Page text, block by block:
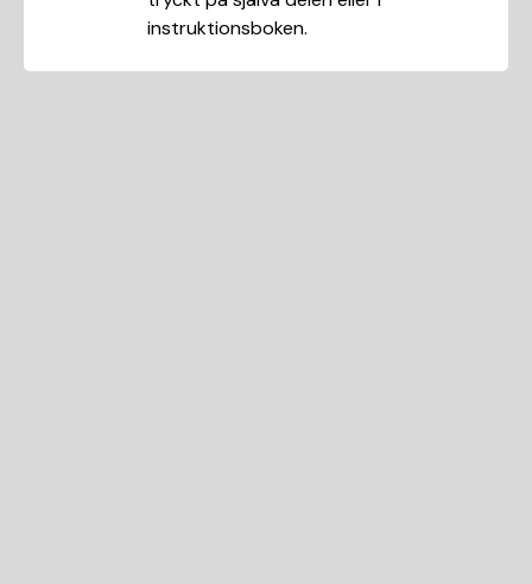
instruktionsboken.